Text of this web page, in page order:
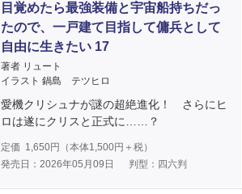
目覚めたら最強装備と宇宙船持ちだっ
たので、一戸建て目指して傭兵として
自由に生きたい 17
著者 リュート
イラスト 鍋島 テツヒロ
愛機クリシュナが謎の超絶進化！ さらにヒ
ロは遂にクリスと正式に……？
定価 1,650円（本体1,500円＋税）
発売日：2026年05月09日
判型：四六判